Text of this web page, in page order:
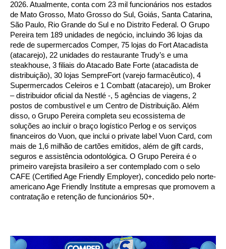
2026. Atualmente, conta com 23 mil funcionários nos estados
de Mato Grosso, Mato Grosso do Sul, Goiás, Santa Catarina,
São Paulo, Rio Grande do Sul e no Distrito Federal. O Grupo
Pereira tem 189 unidades de negócio, incluindo 36 lojas da
rede de supermercados Comper, 75 lojas do Fort Atacadista
(atacarejo), 22 unidades do restaurante Trudy’s e uma
steakhouse, 3 filiais do Atacado Bate Forte (atacadista de
distribuição), 30 lojas SempreFort (varejo farmacêutico), 4
Supermercados Celeiros e 1 Combatt (atacarejo), um Broker
– distribuidor oficial da Nestlé -, 5 agências de viagens, 2
postos de combustível e um Centro de Distribuição. Além
disso, o Grupo Pereira completa seu ecossistema de
soluções ao incluir o braço logístico Perlog e os serviços
financeiros do Vuon, que inclui o private label Vuon Card, com
mais de 1,6 milhão de cartões emitidos, além de gift cards,
seguros e assistência odontológica. O Grupo Pereira é o
primeiro varejista brasileiro a ser contemplado com o selo
CAFE (Certified Age Friendly Employer), concedido pelo norte-
americano Age Friendly Institute a empresas que promovem a
contratação e retenção de funcionários 50+.